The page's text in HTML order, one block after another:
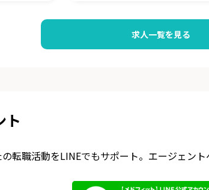
求人一覧を見る
ト
転職活動をLINEでもサポート。エージェント